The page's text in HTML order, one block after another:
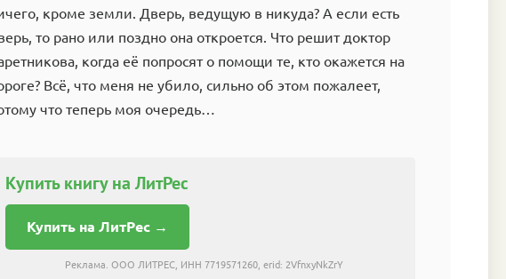
кроме земли. Дверь, ведущую в никуда? А если есть
то рано или поздно она откроется. Что решит доктор
когда её попросят о помощи те, кто окажется на
Всё, что меня не убило, сильно об этом пожалеет,
что теперь моя очередь…
Купить книгу на ЛитРес
Купить на ЛитРес →
Реклама. ООО ЛИТРЕС, ИНН 7719571260, erid: 2VfnxyNkZrY